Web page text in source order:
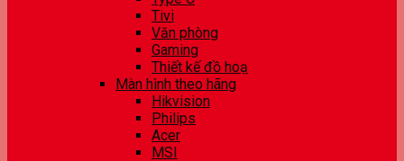
Tivi
Văn phòng
Gaming
Thiết kế đồ hoạ
Màn hình theo hãng
Hikvision
Philips
Acer
MSI